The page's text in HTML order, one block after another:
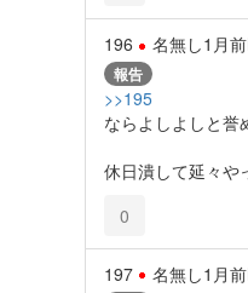
196 名無し1月前
報告
>>195
ならよしよしと誉
休日潰して延々や
0
197 名無し1月前